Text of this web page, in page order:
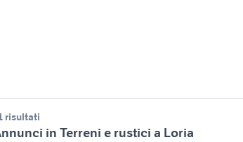
risultati
in Terreni e rustici a Loria